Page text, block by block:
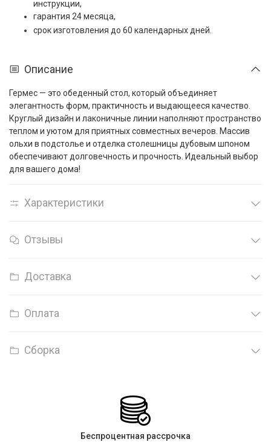
инструкции,
гарантия 24 месяца,
срок изготовления до 60 календарных дней.
Описание
Гермес — это обеденный стол, который объединяет
элегантность форм, практичность и выдающееся качество.
Круглый дизайн и лаконичные линии наполняют пространство
теплом и уютом для приятных совместных вечеров. Массив
ольхи в подстолье и отделка столешницы дубовым шпоном
обеспечивают долговечность и прочность. Идеальный выбор
для вашего дома!
Характеристики
Отзывы
Доставка
Оплата
Сборка
Беспроцентная рассрочка